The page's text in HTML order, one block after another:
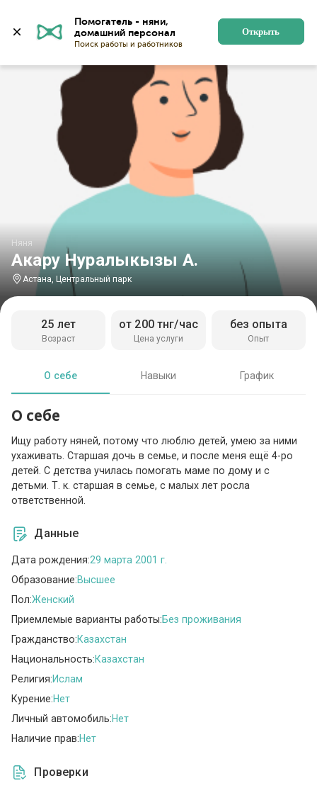
Помогатель - няни,
Поиск работы и работников
Открыть
Акару Нуралыкызы А.
Няня
Астана, Центральный парк
Возраст
25 лет
Цена услуги
от 200 тнг/час
Опыт
без опыта
О себе Навыки График
О себе
Ищу работу няней, потому что люблю детей, умею за ними
ухаживать. Старшая дочь в семье, и после меня ещё 4-ро
детей. С детства училась помогать маме по дому и с
детьми. Т. к. старшая в семье, с малых лет росла
ответственной.
Данные
Дата рождения:29 марта 2001 г.
Образование:Высшее
Пол:Женский
Приемлемые варианты работы:Без проживания
Гражданство:Казахстан
Национальность:Казахстан
Религия:Ислам
Курение:Нет
Личный автомобиль:Нет
Наличие прав:Нет
Проверки